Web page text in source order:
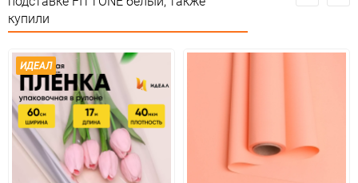
Единица измерения
купили
ИДЕАЛ